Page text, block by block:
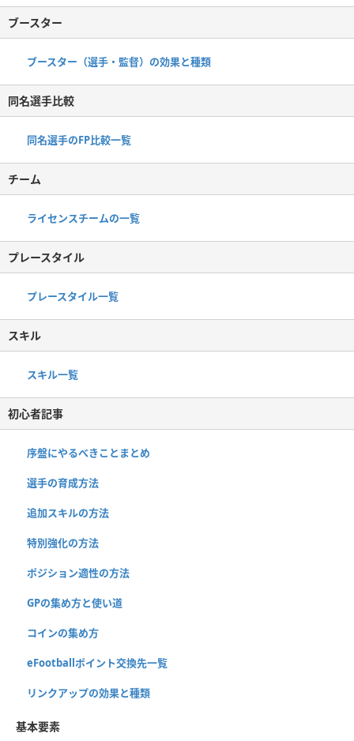
ブースター
ブースター（選手・監督）の効果と種類
同名選手比較
同名選手のFP比較一覧
チーム
ライセンスチームの一覧
プレースタイル
プレースタイル一覧
スキル
スキル一覧
初心者記事
序盤にやるべきことまとめ
選手の育成方法
追加スキルの方法
特別強化の方法
ポジション適性の方法
GPの集め方と使い道
コインの集め方
eFootballポイント交換先一覧
リンクアップの効果と種類
基本要素